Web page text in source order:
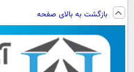
ویزیت
رایگان+پرداخت
اقساطی😍
پرداخت اقساطی
💳 📍 تهران
بازگشت به بالای صفحه